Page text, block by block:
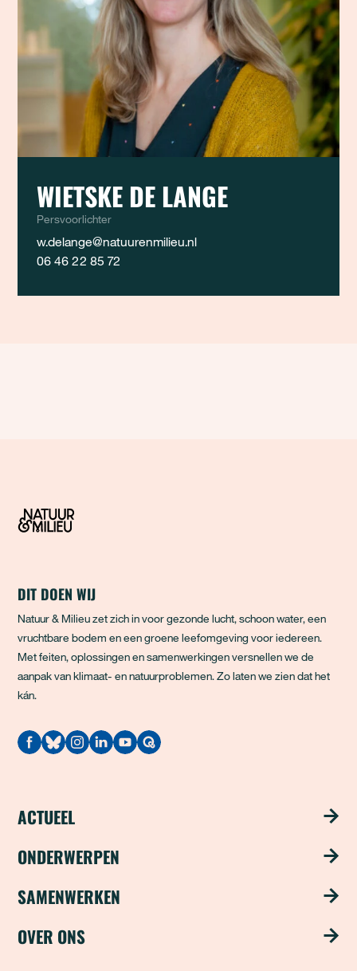
WIETSKE DE LANGE
Persvoorlichter
w.delange@natuurenmilieu.nl
06 46 22 85 72
DIT DOEN WIJ
Natuur & Milieu zet zich in voor gezonde lucht, schoon water, een
vruchtbare bodem en een groene leefomgeving voor iedereen.
Met feiten, oplossingen en samenwerkingen versnellen we de
aanpak van klimaat- en natuurproblemen. Zo laten we zien dat het
kán.
Quodari
ACTUEEL
Nieuws
Nieuwsbrief
ONDERWERPEN
Schoon water
SAMENWERKEN
Steun ons met je bedrijf
OVER ONS